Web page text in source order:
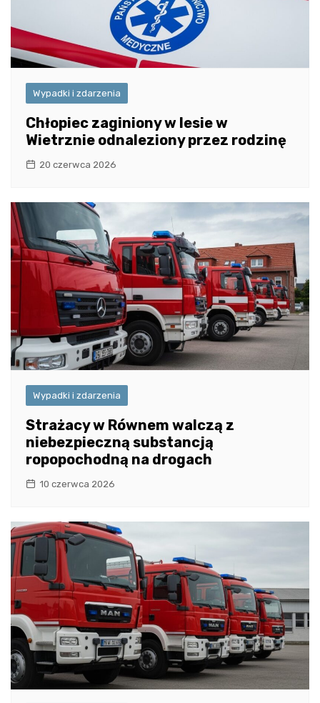
Wypadki i zdarzenia
Chłopiec zaginiony w lesie w
Wietrznie odnaleziony przez rodzinę
20 czerwca 2026
Wypadki i zdarzenia
Strażacy w Równem walczą z
niebezpieczną substancją
ropopochodną na drogach
10 czerwca 2026